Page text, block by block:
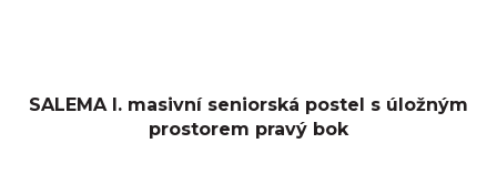
SALEMA I. masivní seniorská postel s úložným
prostorem pravý bok